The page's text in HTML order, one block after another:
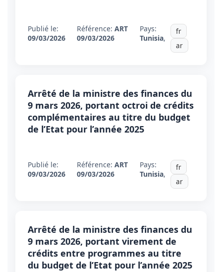
Publié le:
09/03/2026
Référence: ART
09/03/2026
Pays:
Tunisia,
fr
ar
Arrêté de la ministre des finances du
9 mars 2026, portant octroi de crédits
complémentaires au titre du budget
de l’Etat pour l’année 2025
Publié le:
09/03/2026
Référence: ART
09/03/2026
Pays:
Tunisia,
fr
ar
Arrêté de la ministre des finances du
9 mars 2026, portant virement de
crédits entre programmes au titre
du budget de l’Etat pour l’année 2025